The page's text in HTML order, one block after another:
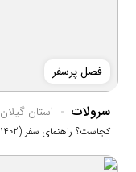
فصل پرسفر
سرولات استان گيلان
کجاست؟ راهنمای سفر (1402) + عکس